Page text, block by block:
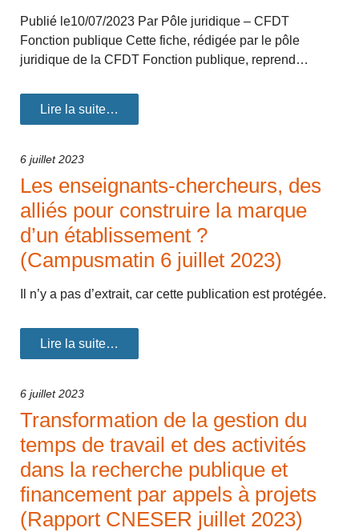
Publié le10/07/2023 Par Pôle juridique – CFDT
Fonction publique Cette fiche, rédigée par le pôle
juridique de la CFDT Fonction publique, reprend…
Lire la suite…
6 juillet 2023
Les enseignants-chercheurs, des
alliés pour construire la marque
d’un établissement ?
(Campusmatin 6 juillet 2023)
Il n’y a pas d’extrait, car cette publication est protégée.
Lire la suite…
6 juillet 2023
Transformation de la gestion du
temps de travail et des activités
dans la recherche publique et
financement par appels à projets
(Rapport CNESER juillet 2023)